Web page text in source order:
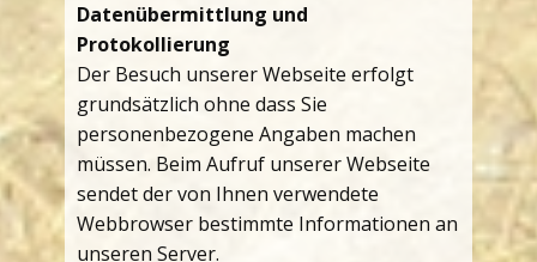
Datenübermittlung und
Protokollierung
Der Besuch unserer Webseite erfolgt
grundsätzlich ohne dass Sie
personenbezogene Angaben machen
müssen. Beim Aufruf unserer Webseite
sendet der von Ihnen verwendete
Webbrowser bestimmte Informationen an
unseren Server.